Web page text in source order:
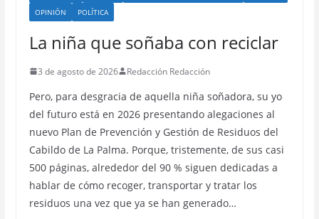
OPINIÓN
POLÍTICA
La niña que soñaba con reciclar
3 de agosto de 2026 Redacción Redacción
Pero, para desgracia de aquella niña soñadora, su yo
del futuro está en 2026 presentando alegaciones al
nuevo Plan de Prevención y Gestión de Residuos del
Cabildo de La Palma. Porque, tristemente, de sus casi
500 páginas, alrededor del 90 % siguen dedicadas a
hablar de cómo recoger, transportar y tratar los
residuos una vez que ya se han generado…